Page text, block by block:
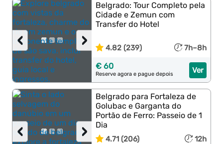
›
‹
Belgrado: Tour Completo pela
Cidade e Zemun com
Transfer do Hotel
4.82 (239) 7h–8h
Ver
€ 60
Reserve agora e pague depois
›
‹
Belgrado para Fortaleza de
Golubac e Garganta do
Portão de Ferro: Passeio de 1
Dia
4.71 (206) 12h